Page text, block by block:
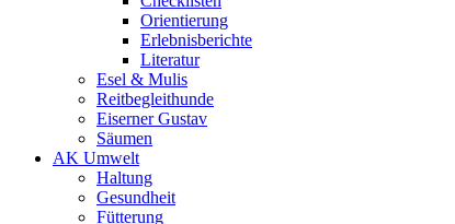
Orientierung
Erlebnisberichte
Literatur
Esel & Mulis
Reitbegleithunde
Eiserner Gustav
Säumen
AK Umwelt
Haltung
Gesundheit
Fütterung